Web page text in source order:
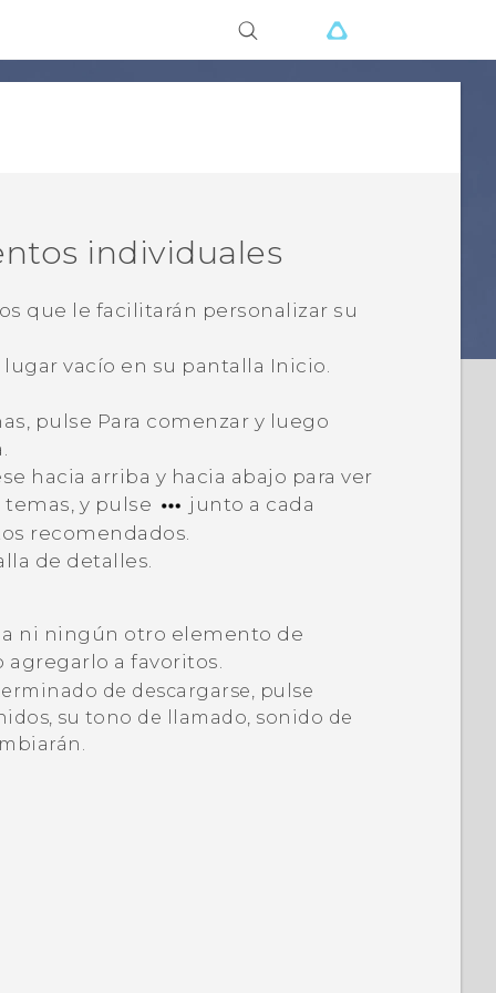
individuales
que le facilitarán personalizar su
vacío en su pantalla Inicio.
, pulse Para comenzar y luego
hacia arriba y hacia abajo para ver
y pulse
junto a cada
recomendados.
de detalles.
ni ningún otro elemento de
a favoritos.
de descargarse, pulse
su tono de llamado, sonido de